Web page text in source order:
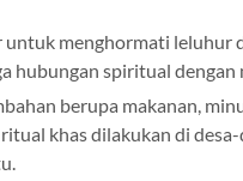
untuk menghormati leluhur
hubungan spiritual dengan
berupa makanan,
khas dilakukan di desa-